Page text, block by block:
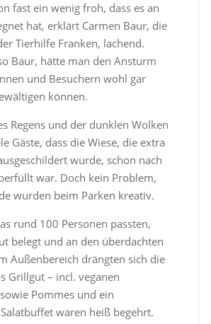
fast ein wenig froh, dass es an
hat, erklärt Carmen Baur, die
Tierhilfe Franken, lachend.
Baur, hätte man den Ansturm
und Besuchern wohl gar
können.
Regens und der dunklen Wolken
Gäste, dass die Wiese, die extra
wurde, schon nach
war. Doch kein Problem,
wurden beim Parken kreativ.
rund 100 Personen passten,
belegt und an den überdachten
Außenbereich drängten sich die
Grillgut – incl. veganen
Pommes und ein
waren heiß begehrt.